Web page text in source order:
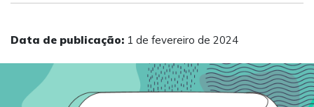
Data de publicação: 1 de fevereiro de 2024